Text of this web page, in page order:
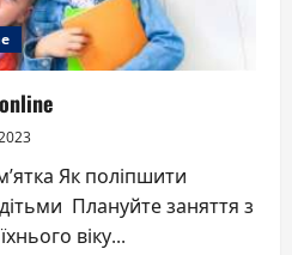
Як поліпшити
Плануйте заняття з
віку...